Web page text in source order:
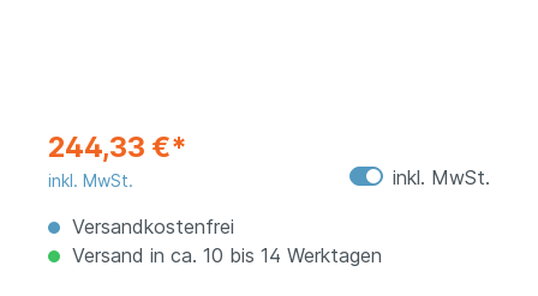
244,33 €*
inkl. MwSt.
inkl. MwSt.
Versandkostenfrei
Versand in ca. 10 bis 14 Werktagen